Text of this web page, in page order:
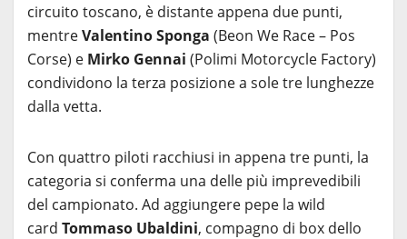
circuito toscano, è distante appena due punti,
mentreValentino Sponga (Beon We Race – Pos
Corse) e Mirko Gennai (Polimi Motorcycle Factory)
condividono la terza posizione a sole tre lunghezze
dalla vetta.
Con quattro piloti racchiusi in appena tre punti, la
categoria si conferma una delle più imprevedibili
del campionato. Ad aggiungere pepe la wild
card Tommaso Ubaldini, compagno di box dello